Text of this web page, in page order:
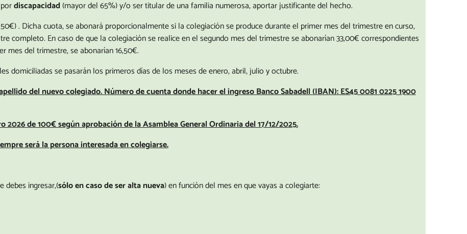
discapacidad(mayor del 65%) y/o ser titular de una familia numerosa, aportar justificante del hecho.
. Dicha cuota, se abonará proporcionalmente si la colegiación se produce durante el primer mes del trimestre en curso,
completo. En caso de que la colegiación se realice en el segundo mes del trimestre se abonarían 33,00€ correspondientes
mes del trimestre, se abonarían 16,50€.
domiciliadas se pasarán los primeros días de los meses de enero, abril, julio y octubre.
del nuevo colegiado. Número de cuenta donde hacer el ingreso Banco Sabadell (IBAN): ES45 0081 0225 1900
de 100€ según aprobación de la Asamblea General Ordinaria del 17/12/2025.
será la persona interesada en colegiarse.
debes ingresar,(sólo en caso de ser alta nueva) en función del mes en que vayas a colegiarte: